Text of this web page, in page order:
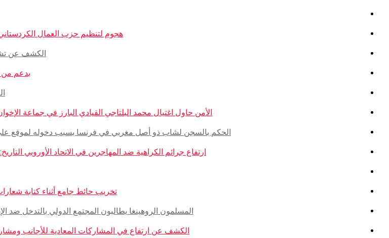
هجوم لتنظيم حزب العمال الكردستاني (بي كا
الكشف عن تشغيل
بدعم من
الأمن حاول اغتيال محمد البلتاجي القيادي البارز في جماعة الإخوان
الحكم بالسجن لشاب ذو أصل مغربي في فرنسا بسبب دخوله لموقع على الانترنت
ارتفاع جرائم الكراهية ضد المهاجرين في الاتحاد الأوروبي التاريخ: تشرين الثاني 2016 – الدولة: ألمانيا، فرنسا، هولاندا،
تخريب حائط جامع أثناء كتابة شعارات
المسلمون الروهينغا يطالبون المجتمع الدولي بالتدخل ضد الإبادة
الكشف عن ارتفاع في المشاركات المعادية للأجانب ومشاركات التطرف